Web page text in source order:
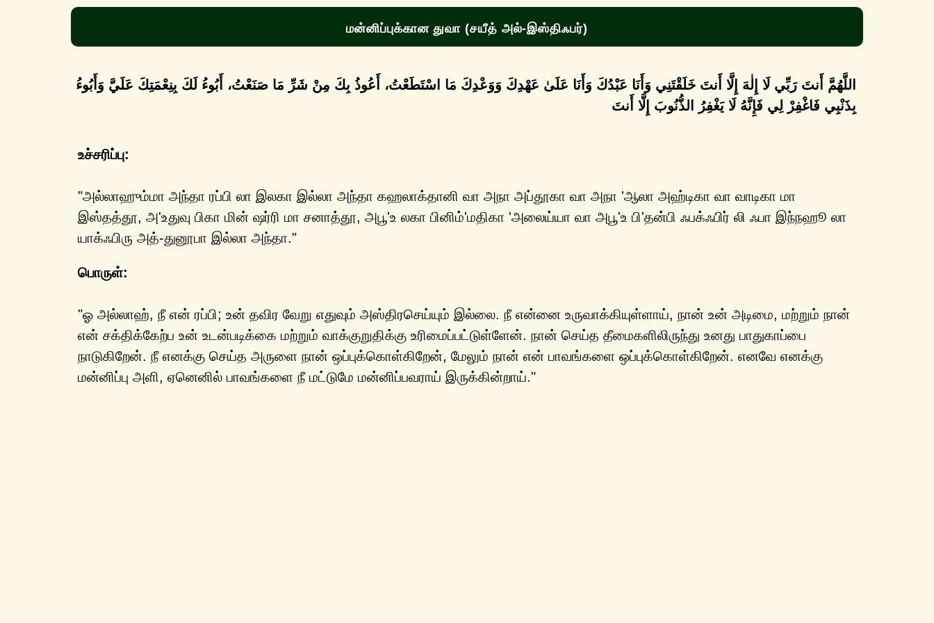
மன்னிப்புக்கான துவா (சயீத் அல்-இஸ்திஃபர்)
اللَّهُمَّ أَنتَ رَبِّي لَا إِلٰهَ إِلَّا أَنتَ خَلَقْتَنِي وَأَنَا عَبْدُكَ وَأَنَا عَلَىٰ عَهْدِكَ وَوَعْدِكَ مَا اسْتَطَعْتُ، أَعُوذُ بِكَ مِنْ شَرِّ مَا صَنَعْتُ، أَبُوءُ لَكَ بِنِعْمَتِكَ عَلَيَّ وَأَبُوءُ
بِذَنْبِي فَاغْفِرْ لِي فَإِنَّهُ لَا يَغْفِرُ الذُّنُوبَ إِلَّا أَنتَ
உச்சரிப்பு:
"அல்லாஹும்மா அந்தா ரப்பி லா இலகா இல்லா அந்தா கஹலாக்தானி வா அநா அப்தூகா வா அநா 'ஆலா அஹ்டிகா வா வாடிகா மா
இஸ்தத்தூ, அ'உதுவு பிகா மின் ஷர்ரி மா சனாத்தூ, அபூ'உ லகா பினிம்'மதிகா 'அலைய்யா வா அபூ'உ பி'தன்பி ஃபக்ஃபிர் லி ஃபா இந்நஹூ லா
யாக்ஃபிரு அத்-துனூபா இல்லா அந்தா."
பொருள்:
"ஓ அல்லாஹ், நீ என் ரப்பி; உன் தவிர வேறு எதுவும் அஸ்திரசெய்யும் இல்லை. நீ என்னை உருவாக்கியுள்ளாய், நான் உன் அடிமை, மற்றும் நான்
என் சக்திக்கேற்ப உன் உடன்படிக்கை மற்றும் வாக்குறுதிக்கு உரிமைப்பட்டுள்ளேன். நான் செய்த தீமைகளிலிருந்து உனது பாதுகாப்பை
நாடுகிறேன். நீ எனக்கு செய்த அருளை நான் ஒப்புக்கொள்கிறேன், மேலும் நான் என் பாவங்களை ஒப்புக்கொள்கிறேன். எனவே எனக்கு
மன்னிப்பு அளி, ஏனெனில் பாவங்களை நீ மட்டுமே மன்னிப்பவராய் இருக்கின்றாய்."